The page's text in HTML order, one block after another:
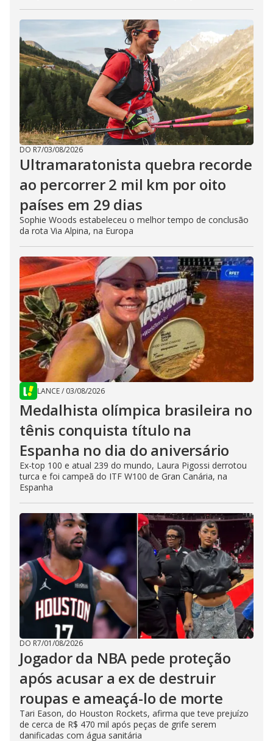
DO R7/03/08/2026
Ultramaratonista quebra recorde
ao percorrer 2 mil km por oito
países em 29 dias
Sophie Woods estabeleceu o melhor tempo de conclusão
da rota Via Alpina, na Europa
LANCE/ 03/08/2026
Medalhista olímpica brasileira no
tênis conquista título na
Espanha no dia do aniversário
Ex-top 100 e atual 239 do mundo, Laura Pigossi derrotou
turca e foi campeã do ITF W100 de Gran Canária, na
Espanha
DO R7/01/08/2026
Jogador da NBA pede proteção
após acusar a ex de destruir
roupas e ameaçá-lo de morte
Tari Eason, do Houston Rockets, afirma que teve prejuízo
de cerca de R$ 470 mil após peças de grife serem
danificadas com água sanitária